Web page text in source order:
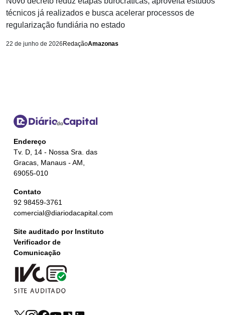
técnicos já realizados e busca acelerar processos de
regularização fundiária no estado
22 de junho de 2026 RedaçãoAmazonas
Endereço
Tv. D, 14 - Nossa Sra. das
Gracas, Manaus - AM,
69055-010
Contato
92 98459-3761
comercial@diariodacapital.com
Site auditado por Instituto
Verificador de
Comunicação